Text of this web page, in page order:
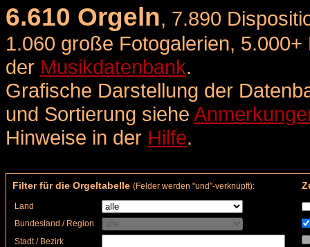
6.610 Orgeln, 7.890
1.060 große Fotogalerien,
der Musikdatenbank.
Grafische Darstellung der
und Sortierung siehe
Hinweise in der Hilfe.
Filter für die Orgeltabelle (Felder werden "und"-verknüpft):
Land
Bundesland / Region
Stadt / Bezirk